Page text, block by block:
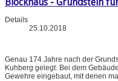
Details
25.10.2018
Genau 174 Jahre nach der
Kuhberg gelegt. Bei dem
Gewehre eingebaut, mit denen